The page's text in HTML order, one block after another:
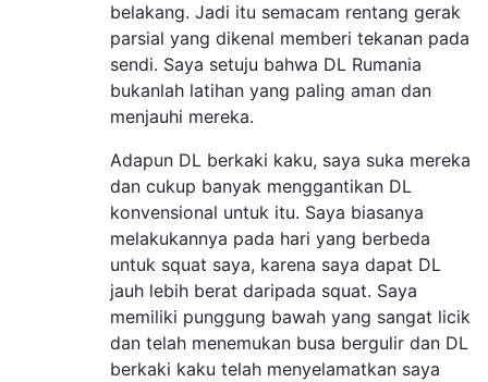
belakang. Jadi itu semacam rentang gerak
parsial yang dikenal memberi tekanan pada
sendi. Saya setuju bahwa DL Rumania
bukanlah latihan yang paling aman dan
menjauhi mereka.
Adapun DL berkaki kaku, saya suka mereka
dan cukup banyak menggantikan DL
konvensional untuk itu. Saya biasanya
melakukannya pada hari yang berbeda
untuk squat saya, karena saya dapat DL
jauh lebih berat daripada squat. Saya
memiliki punggung bawah yang sangat licik
dan telah menemukan busa bergulir dan DL
berkaki kaku telah menyelamatkan saya